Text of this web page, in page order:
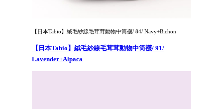
【日本Tabio】絨毛紗線毛茸茸動物中筒襪/ 84/ Navy+Bichon
【日本Tabio】絨毛紗線毛茸茸動物中筒襪/ 91/
Lavender+Alpaca